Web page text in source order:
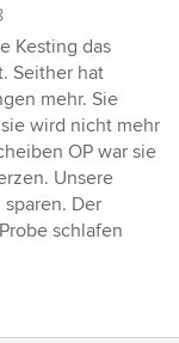
Kesting das
Seither hat
mehr. Sie
wird nicht mehr
OP war sie
Unsere
Der
schlafen